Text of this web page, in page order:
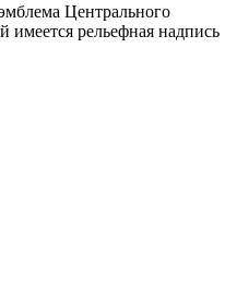
Центрального
рельефная надпись